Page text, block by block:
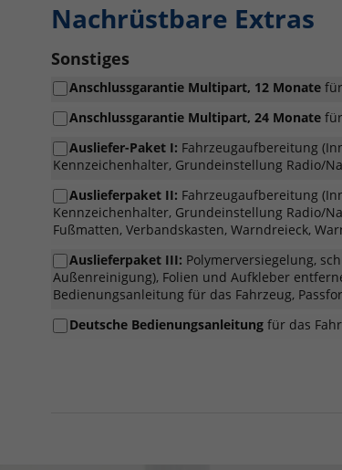
Nachrüstbare Extras
Sonstiges
Anschlussgarantie Multipart, 12 Monate
Anschlussgarantie Multipart, 24 Monate
Ausliefer-Paket I: Fahrzeugaufbereitung
Kennzeichenhalter, Grundeinstellung Radio/
Auslieferpaket II: Fahrzeugaufbereitung
Kennzeichenhalter, Grundeinstellung Radio/
Fußmatten, Verbandskasten, Warndreieck,
Auslieferpaket III: Polymerversiegelung,
Außenreinigung), Folien und Aufkleber
Bedienungsanleitung für das Fahrzeug,
Deutsche Bedienungsanleitung für das